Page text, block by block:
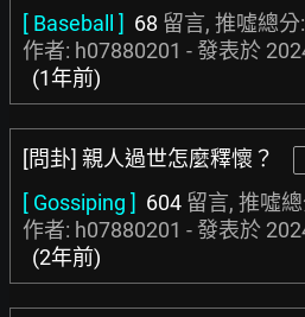
[ Baseball ] 68 留言, 推噓總分:
作者: h07880201 - 發表於
(1年前)
[問卦] 親人過世怎麼釋懷？
[ Gossiping ] 604 留言, 推噓
作者: h07880201 - 發表於
(2年前)